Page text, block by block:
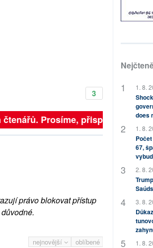
3
čtenářů. Prosíme, přispějte. ➥
právo blokovat přístup
nejnovější oblíbené
1. 8.
does
1. 8.
67,
2. 8.
3. 8.
1. 8.